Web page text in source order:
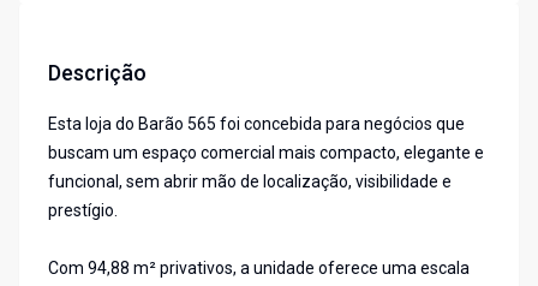
Descrição
Esta loja do Barão 565 foi concebida para negócios que
buscam um espaço comercial mais compacto, elegante e
funcional, sem abrir mão de localização, visibilidade e
prestígio.
Com 94,88 m² privativos, a unidade oferece uma escala